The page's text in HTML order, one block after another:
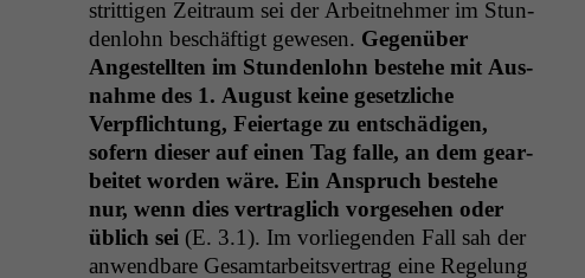
strit­ti­gen Zeitraum sei der Arbeit­nehmer im Stun­
den­lohn beschäftigt gewe­sen. Gegenüber
Angestell­ten im Stun­den­lohn beste­he mit Aus­
nahme des 1. August keine geset­zliche
Verpflich­tung, Feiertage zu entschädi­gen,
sofern dieser auf einen Tag falle, an dem gear­
beit­et wor­den wäre. Ein Anspruch beste­he
nur, wenn dies ver­traglich vorge­se­hen oder
üblich sei (E. 3.1). Im vor­liegen­den Fall sah der
anwend­bare Gesam­tar­beitsver­trag eine Regelung